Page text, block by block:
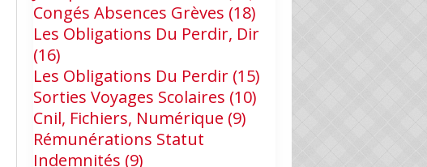
Congés Absences Grèves (18)
Les Obligations Du Perdir, Dir
(16)
Les Obligations Du Perdir (15)
Sorties Voyages Scolaires (10)
Cnil, Fichiers, Numérique (9)
Rémunérations Statut
Indemnités (9)